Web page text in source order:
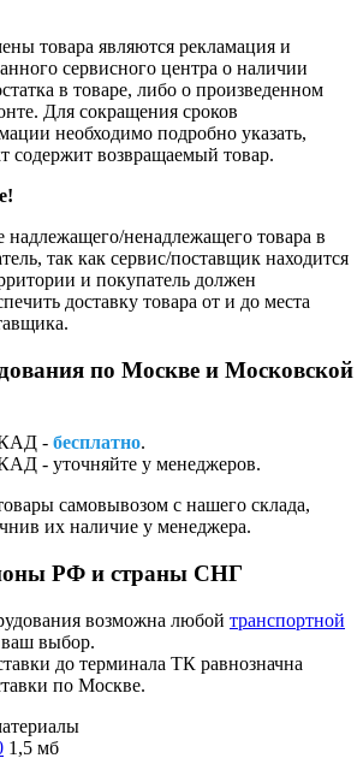
товара являются рекламация и
сервисного центра о наличии
в товаре, либо о произведенном
Для сокращения сроков
необходимо подробно указать,
содержит возвращаемый товар.
надлежащего/ненадлежащего товара в
так как сервис/поставщик находится
и покупатель должен
доставку товара от и до места
по Москве и Московской
- бесплатно.
- уточняйте у менеджеров.
самовывозом с нашего склада,
их наличие у менеджера.
РФ и страны СНГ
возможна любой транспортной
выбор.
до терминала ТК равнозначна
по Москве.
1,5 мб